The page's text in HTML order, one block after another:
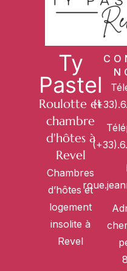
Ty
Pastel
Roulotte et
chambre
d'hôtes à
Revel
Chambres
d’hôtes et
logement
insolite à
Revel